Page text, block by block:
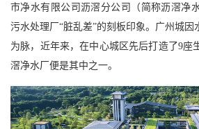
市净水有限公司沥滘分公司（简称沥滘净
污水处理厂“脏乱差”的刻板印象。广州城因
为脉，近年来，在中心城区先后打造了9座
滘净水厂便是其中之一。